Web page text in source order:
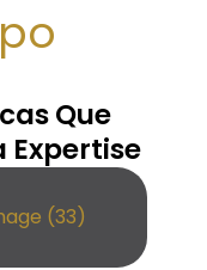
Que
Expertise